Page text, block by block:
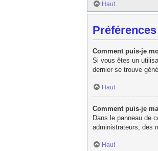
Haut
Comment puis-je
Si vous êtes un
dernier se trouve
Haut
Comment puis-je
Dans le panneau de
administrateurs, des
Haut